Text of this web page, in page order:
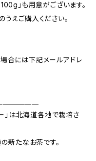
」も用意がございます。
えご購入ください。
合には下記メールアドレ
」は北海道各地で栽培さ
新たなお茶です。